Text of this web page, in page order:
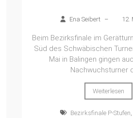
Ena Seibert – 12.
Beim Bezirksfinale im
Süd des Schwäbischen
Mai in Balingen gingen
Nachwuchsturner
Weiterlesen
Bezirksfinale P-Stufen